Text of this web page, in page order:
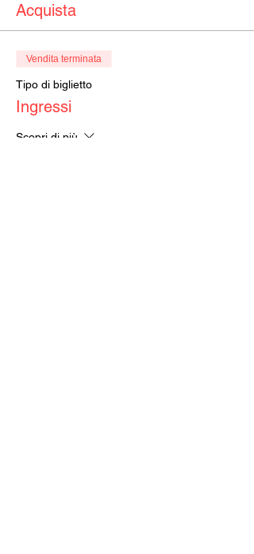
Acquista
Vendita terminata
Tipo di biglietto
Ingressi
Scopri di più